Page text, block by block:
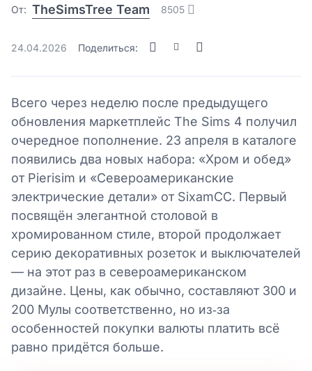
От: TheSimsTree Team 8505
24.04.2026 Поделиться:
Всего через неделю после предыдущего
обновления маркетплейс The Sims 4 получил
очередное пополнение. 23 апреля в каталоге
появились два новых набора: «Хром и обед»
от Pierisim и «Североамериканские
электрические детали» от SixamCC. Первый
посвящён элегантной столовой в
хромированном стиле, второй продолжает
серию декоративных розеток и выключателей
— на этот раз в североамериканском
дизайне. Цены, как обычно, составляют 300 и
200 Мулы соответственно, но из‑за
особенностей покупки валюты платить всё
равно придётся больше.